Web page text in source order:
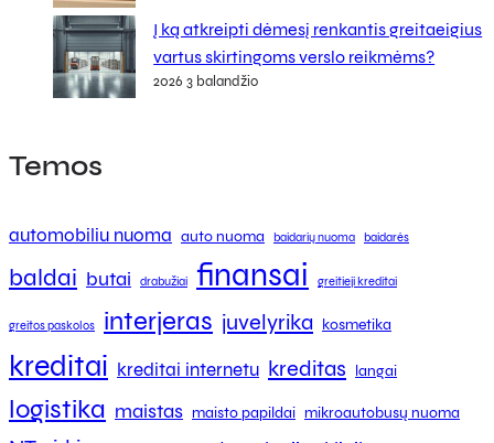
Į ką atkreipti dėmesį renkantis greitaeigius
vartus skirtingoms verslo reikmėms?
2026 3 balandžio
Temos
automobiliu nuoma auto nuoma baidarių nuoma baidarės
baldai butai drabužiai finansai greitieji kreditai
greitos paskolos interjeras juvelyrika kosmetika
kreditai kreditai internetu kreditas langai
logistika maistas maisto papildai mikroautobusų nuoma